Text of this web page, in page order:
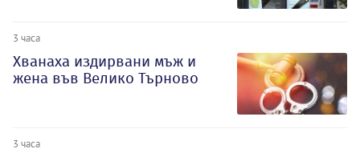
3 часа
Хванаха издирвани мъж и
жена във Велико Търново
3 часа